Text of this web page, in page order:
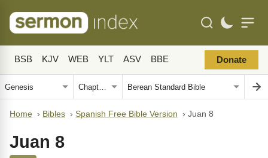
BSB KJV WEB YLT ASV BBE Donate
Home › Bibles › Spanish Free Bible Version › Juan 8
Juan 8